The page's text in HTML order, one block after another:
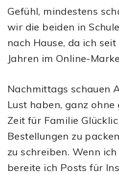
Gefühl, mindestens
wir die beiden in
nach Hause, da ich
Jahren im Online-
Nachmittags schauen
Lust haben, ganz
Zeit für Familie
Bestellungen zu
zu schreiben. Wenn
bereite ich Posts für